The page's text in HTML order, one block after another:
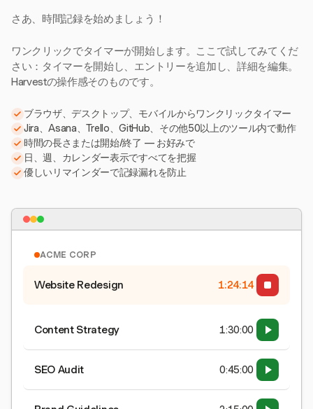
さあ、時間記録を始めましょう！
ワンクリックでタイマーが開始します。ここで試してみてくだ
さい：タイマーを開始し、エントリーを追加し、詳細を編集。
Harvestの操作感そのものです。
ブラウザ、デスクトップ、モバイルからワンクリックタイマー
Jira、Asana、Trello、GitHub、その他50以上のツール内で動作
時間の長さまたは開始/終了 — お好みで
日、週、カレンダー表示ですべてを把握
優しいリマインダーで記録漏れを防止
ACME CORP
Website Redesign 1:24:15
Content Strategy 1:30:00
SEO Audit 0:45:00